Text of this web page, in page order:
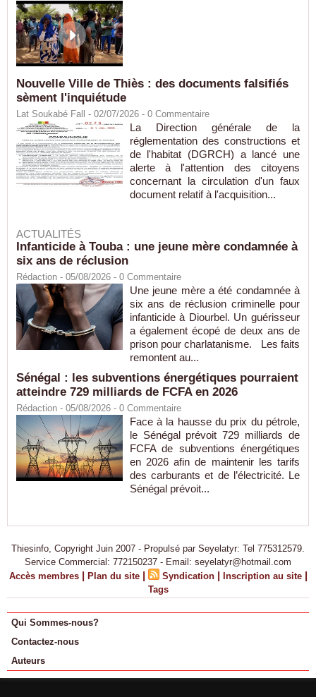
Nouvelle Ville de Thiès : des documents falsifiés
sèment l'inquiétude
Lat Soukabé Fall - 02/07/2026 - 0 Commentaire
La Direction générale de la
réglementation des constructions et
de l'habitat (DGRCH) a lancé une
alerte à l'attention des citoyens
concernant la circulation d'un faux
document relatif à l'acquisition...
ACTUALITÉS
Infanticide à Touba : une jeune mère condamnée à
six ans de réclusion
Rédaction - 05/08/2026 - 0 Commentaire
Une jeune mère a été condamnée à
six ans de réclusion criminelle pour
infanticide à Diourbel. Un guérisseur
a également écopé de deux ans de
prison pour charlatanisme. Les faits
remontent au...
Sénégal : les subventions énergétiques pourraient
atteindre 729 milliards de FCFA en 2026
Rédaction - 05/08/2026 - 0 Commentaire
Face à la hausse du prix du pétrole,
le Sénégal prévoit 729 milliards de
FCFA de subventions énergétiques
en 2026 afin de maintenir les tarifs
des carburants et de l’électricité. Le
Sénégal prévoit...
Thiesinfo, Copyright Juin 2007 - Propulsé par Seyelatyr: Tel 775312579.
Service Commercial: 772150237 - Email: seyelatyr@hotmail.com
Accès membres | Plan du site | Syndication | Inscription au site |
Tags
Qui Sommes-nous?
Contactez-nous
Auteurs